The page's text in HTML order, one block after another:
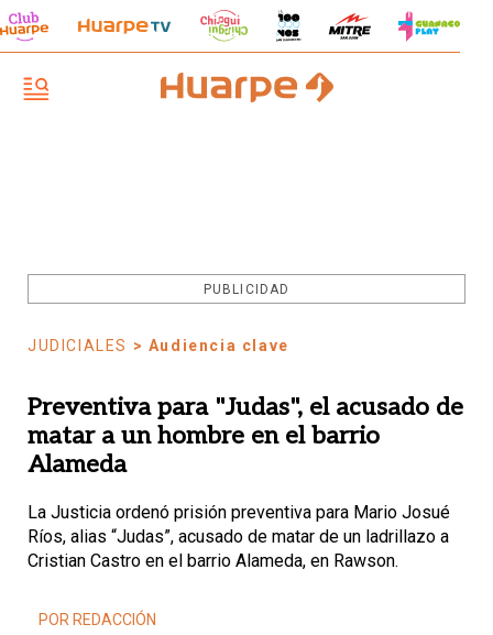
PUBLICIDAD
JUDICIALES > Audiencia clave
Preventiva para "Judas", el acusado de
matar a un hombre en el barrio
Alameda
La Justicia ordenó prisión preventiva para Mario Josué
Ríos, alias “Judas”, acusado de matar de un ladrillazo a
Cristian Castro en el barrio Alameda, en Rawson.
POR REDACCIÓN